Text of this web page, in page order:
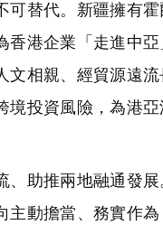
替代。新疆擁有
港企業「走進中亞
相親、經貿源遠
投資風險，為港
助推兩地融通發
主動擔當、務實作